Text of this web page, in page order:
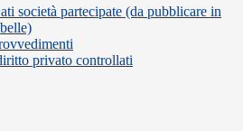
società partecipate (da pubblicare in
privato controllati